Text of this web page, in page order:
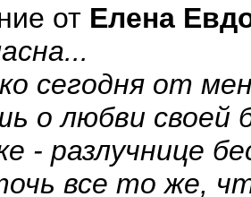
от Елена
сегодня от
о любви своей
- разлучнице
все то же,